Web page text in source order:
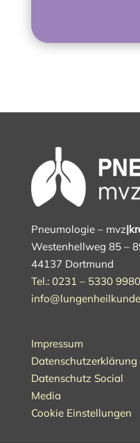
Pneumologie – mvz
Westenhellweg 85 –
44137 Dortmund
Tel.: 0231 – 5330 9980
Impressum
Datenschutzerklärung
Datenschutz Social
Media
Cookie Einstellungen